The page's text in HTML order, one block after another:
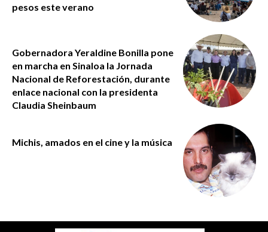
pesos este verano
Gobernadora Yeraldine Bonilla pone
en marcha en Sinaloa la Jornada
Nacional de Reforestación, durante
enlace nacional con la presidenta
Claudia Sheinbaum
Michis, amados en el cine y la música